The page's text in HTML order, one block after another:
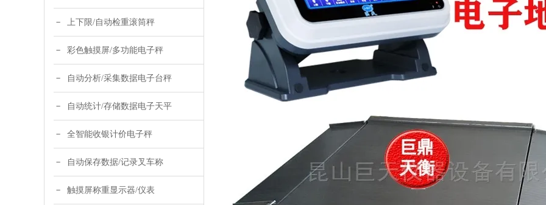
上下限/自动检重滚筒秤
彩色触摸屏/多功能电子秤
自动分析/采集数据电子台秤
自动统计/存储数据电子天平
全智能收银计价电子秤
自动保存数据/记录叉车称
触摸屏称重显示器/仪表